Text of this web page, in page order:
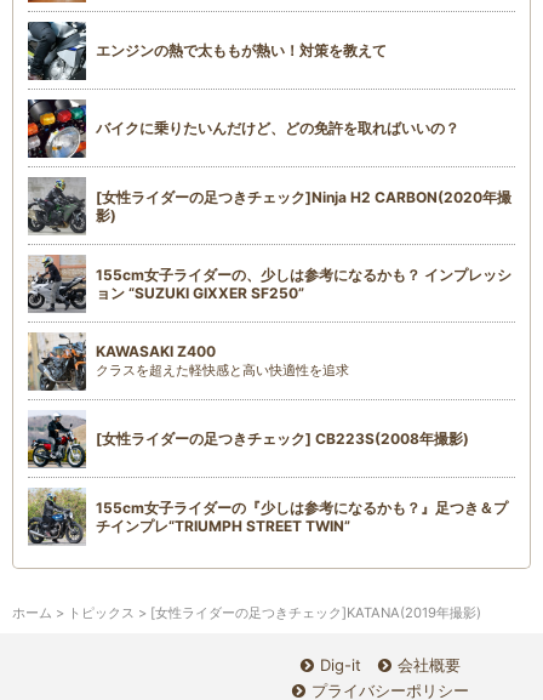
エンジンの熱で太ももが熱い！対策を教えて
バイクに乗りたいんだけど、どの免許を取ればいいの？
[女性ライダーの足つきチェック]Ninja H2 CARBON(2020年撮
影)
155cm女子ライダーの、少しは参考になるかも？ インプレッシ
ョン “SUZUKI GIXXER SF250”
KAWASAKI Z400
クラスを超えた軽快感と高い快適性を追求
[女性ライダーの足つきチェック] CB223S(2008年撮影)
155cm女子ライダーの『少しは参考になるかも？』足つき＆プ
チインプレ“TRIUMPH STREET TWIN”
ホーム > トピックス > [女性ライダーの足つきチェック]KATANA(2019年撮影)
Dig-it
会社概要
プライバシーポリシー